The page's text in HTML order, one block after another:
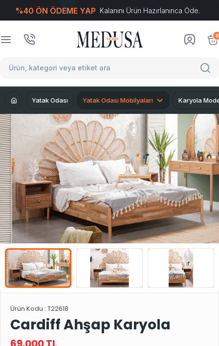
%40 ÖN ÖDEME YAP Kalanını Ürün Hazırlanınca Öde.
0
Yatak Odası Yatak Odası Mobilyaları Karyola
Ürün Kodu : T22618
Cardiff Ahşap Karyola
T-Soft E-Ticaret Sistemleriyle Hazırlanmıştır.